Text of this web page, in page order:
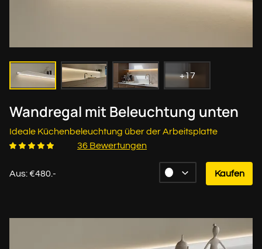
+17
Wandregal mit Beleuchtung unten
Ideale Küchenbeleuchtung über der Arbeitsplatte
36 Bewertungen
Aus: €480.- Kaufen